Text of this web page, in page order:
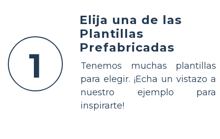
1
Elija una de las
Plantillas
Prefabricadas
Tenemos muchas plantillas
para elegir. ¡Echa un vistazo a
nuestro ejemplo para
inspirarte!